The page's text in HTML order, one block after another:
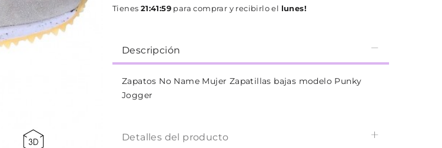
Tienes 21:41:58 para comprar y recibirlo el lunes!
Descripción
Zapatos No Name Mujer Zapatillas bajas modelo Punky
Jogger
Detalles del producto